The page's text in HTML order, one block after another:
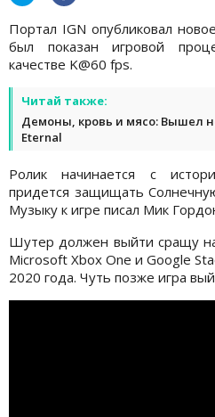
Портал IGN опубликовал
был показан игровой
качестве K@60 fps.
Читай также:
Демоны, кровь и мясо: Вышел
Eternal
Ролик начинается с
придется защищать
Музыку к игре писал Мик
Шутер должен выйти сращу
Microsoft Xbox One и Google
2020 года. Чуть позже игра